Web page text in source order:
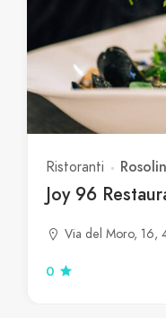
Ristoranti
Joy 96
Via del Moro, 16,
0